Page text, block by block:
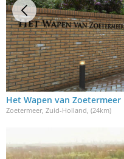
Het Wapen van Zoetermeer
Zoetermeer, Zuid-Holland, (24km)